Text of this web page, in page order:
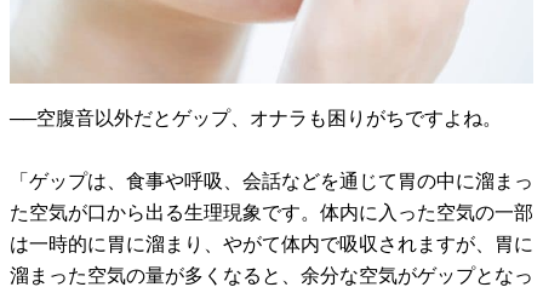
──空腹音以外だとゲップ、オナラも困りがちですよね。
「ゲップは、食事や呼吸、会話などを通じて胃の中に溜まっ
た空気が口から出る生理現象です。体内に入った空気の一部
は一時的に胃に溜まり、やがて体内で吸収されますが、胃に
溜まった空気の量が多くなると、余分な空気がゲップとなっ